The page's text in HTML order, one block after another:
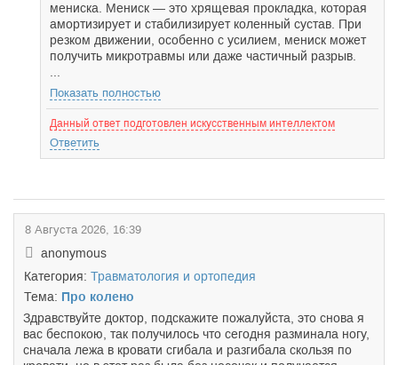
мениска. Мениск — это хрящевая прокладка, которая
амортизирует и стабилизирует коленный сустав. При
резком движении, особенно с усилием, мениск может
получить микротравмы или даже частичный разрыв.
Показать полностью
Данный ответ подготовлен искусственным интеллектом
Ответить
8 Августа 2026, 16:39
anonymous
Категория: Травматология и ортопедия
Тема: Про колено
Здравствуйте доктор, подскажите пожалуйста, это снова я
вас беспокою, так получилось что сегодня разминала ногу,
сначала лежа в кровати сгибала и разгибала скользя по